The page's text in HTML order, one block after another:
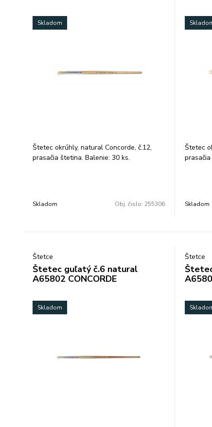
Skladom
Štetec okrúhly, natural Concorde, č.12,
prasačia štetina. Balenie: 30 ks.
Skladom Obj. čislo: 255306
Štetec
Skladom
Štetce
Štetec guľatý č.6 natural
A65802 CONCORDE
Skladom
Štetce